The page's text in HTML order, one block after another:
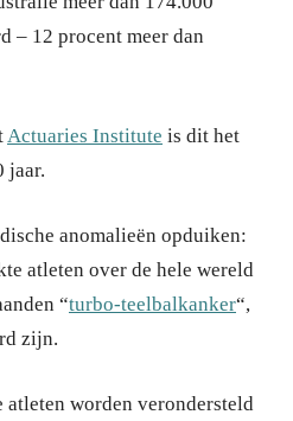
– 12 procent meer dan
Actuaries Institute is dit het
jaar.
anomalieën opduiken:
atleten over de hele wereld
“turbo-teelbalkanker“,
zijn.
atleten worden verondersteld